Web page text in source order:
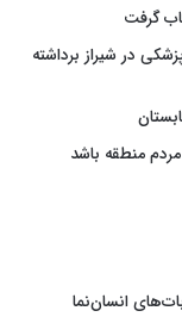
در شیراز برداشته
منطقه باشد
انسان‌نما